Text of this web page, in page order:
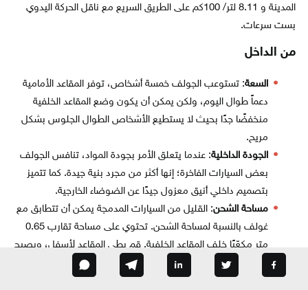
المدينة و 8.11 لتر/ 100كم على الطريق السريع مع ناقل الحركة اليدوي
بست سرعات.
من الداخل
السعة: تستوعب الجولف خمسة أشخاص، توفر المقاعد الأمامية
دعماً طوال اليوم، ولكن يمكن أن يكون وضع المقاعد الخلفية
منخفضًا جدًا بحيث لا يستطيع الأشخاص الطوال الجلوس بشكل
مريح.
الجودة الداخلية: عندما يتعلق الأمر بجودة المواد، تنافس الجولف
بعض السيارات الفاخرة؛ إنها أكثر من مجرد بنية جيدة. كما تتميز
بتصميم داخلي أنيق معزول جيدًا عن الضوضاء الخارجية.
مساحة الشحن: القليل من السيارات المدمجة يمكن أن تتطابق مع
غولف بالنسبة لمساحة الشحن. تحتوي على مساحة تقارب 0.65
متر مكعّبًا خلف المقاعد الخلفية. قم بطي المقاعد لأسفل، ويصبح
لديك مساحة تزيد عن 1.5 متر مكعب، مما يتيح لك نقل قطع
كبيرة من المعدات وحتى بعض الأثاث.